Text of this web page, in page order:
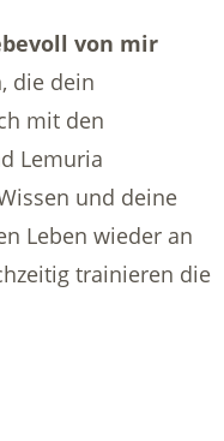
von mir
die dein
mit den
Lemuria
und deine
Leben wieder an
trainieren die